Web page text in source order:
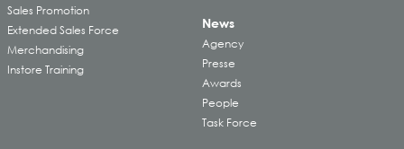
Sales Promotion
Extended Sales Force
Merchandising
Instore Training
News
Agency
Presse
Awards
People
Task Force